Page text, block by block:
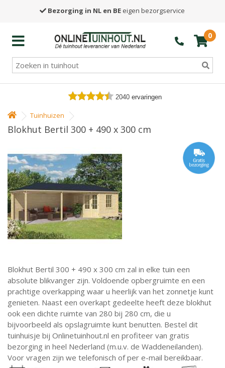
Bezorging in NL en BE eigen bezorgservice
0
2040 ervaringen
Tuinhuizen
Blokhut Bertil 300 + 490 x 300 cm
Blokhut Bertil 300 + 490 x 300 cm zal in elke tuin een
absolute blikvanger zijn. Voldoende opbergruimte en een
prachtige overkapping waar u heerlijk van het zonnetje kunt
genieten. Naast een overkapt gedeelte heeft deze blokhut
ook een dichte ruimte van 280 bij 280 cm, die u
bijvoorbeeld als opslagruimte kunt benutten. Bestel dit
tuinhuisje bij Onlinetuinhout.nl en profiteer van gratis
bezorging in heel Nederland (m.u.v. de Waddeneilanden).
Voor vragen zijn we telefonisch of per e-mail bereikbaar.